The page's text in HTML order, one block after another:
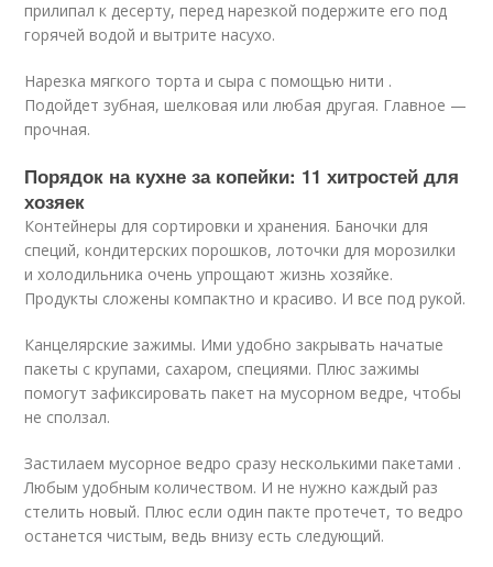
прилипал к десерту, перед нарезкой подержите его под
горячей водой и вытрите насухо.
Нарезка мягкого торта и сыра с помощью нити .
Подойдет зубная, шелковая или любая другая. Главное —
прочная.
Порядок на кухне за копейки: 11 хитростей для
хозяек
Контейнеры для сортировки и хранения. Баночки для
специй, кондитерских порошков, лоточки для морозилки
и холодильника очень упрощают жизнь хозяйке.
Продукты сложены компактно и красиво. И все под рукой.
Канцелярские зажимы. Ими удобно закрывать начатые
пакеты с крупами, сахаром, специями. Плюс зажимы
помогут зафиксировать пакет на мусорном ведре, чтобы
не сползал.
Застилаем мусорное ведро сразу несколькими пакетами .
Любым удобным количеством. И не нужно каждый раз
стелить новый. Плюс если один пакте протечет, то ведро
останется чистым, ведь внизу есть следующий.